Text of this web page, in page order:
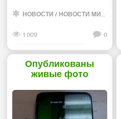
НОВОСТИ / НОВОСТИ МИРА ИНТЕРНЕТ
1 009 0
Смотреть дальше
Опубликованы
живые фото
Stylus со стилусом -
«Новости сети»